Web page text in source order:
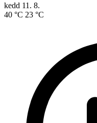
kedd 11. 8.
40 °C 23 °C